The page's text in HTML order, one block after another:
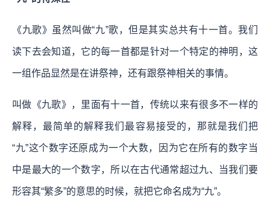
《九歌》虽然叫做“九”歌，但是其实总共有十一首。我们
读下去会知道，它的每一首都是针对一个特定的神明，这
一组作品显然是在讲祭神，还有跟祭神相关的事情。
叫做《九歌》，里面有十一首，传统以来有很多不一样的
解释，最简单的解释我们最容易接受的，那就是我们把
“九”这个数字还原成为一个大数，因为它在所有的数字当
中是最大的一个数字，所以在古代通常超过九、当我们要
形容其“繁多”的意思的时候，就把它命名成为“九”。